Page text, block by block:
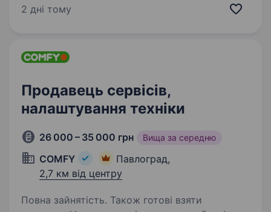
ти хочеш стати справжнім експертом у цьому
2 дні тому
Продавець сервісів,
налаштування техніки
26 000 – 35 000 грн Вища за середню
COMFY
Павлоград,
2,7 км від центру
Повна зайнятість. Також готові взяти